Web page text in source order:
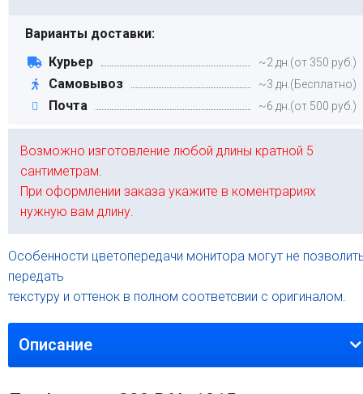
Варианты доставки:
Курьер
~2 дн.(от 350 руб.)
Самовывоз ~3 дн.(Бесплатно)
Почта ~6 дн.(от 500 руб.)
Возможно изготовление любой длины кратной 5
сантиметрам.
При оформлении заказа укажите в коментрариях
нужную вам длину.
Особенности цветопередачи монитора могут не
передать
текстуру и оттенок в полном соответсвии с оригиналом.
Описание